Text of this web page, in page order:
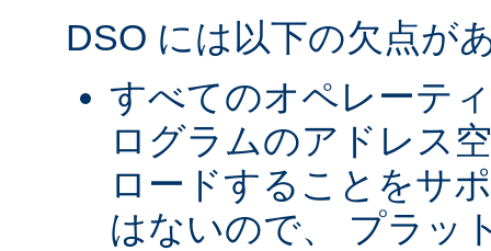
DSO には以下の欠点が
すべてのオペレーテ
ログラムのアドレス
ロードすることをサ
はないので、 プラッ